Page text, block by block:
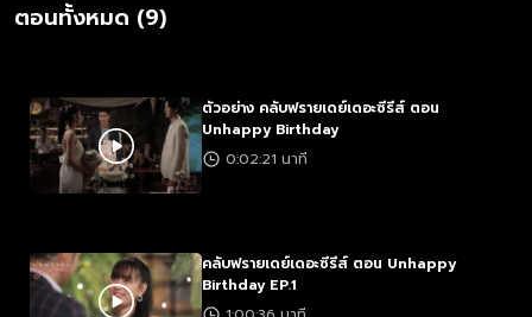
ตอนทั้งหมด (9)
ตัวอย่าง คลับฟรายเดย์เดอะซีรีส์ ตอน
Unhappy Birthday
0:02:21 นาที
คลับฟรายเดย์เดอะซีรีส์ ตอน Unhappy
Birthday EP.1